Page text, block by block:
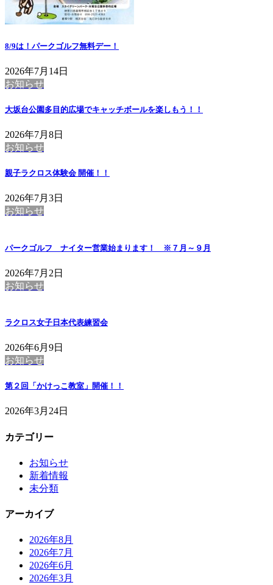
8/9は！パークゴルフ無料デー！
2026年7月14日
お知らせ
大坂台公園多目的広場でキャッチボールを楽しもう！！
2026年7月8日
お知らせ
親子ラクロス体験会 開催！！
2026年7月3日
お知らせ
パークゴルフ ナイター営業始まります！ ※７月～９月
2026年7月2日
お知らせ
ラクロス女子日本代表練習会
2026年6月9日
お知らせ
第２回「かけっこ教室」開催！！
2026年3月24日
カテゴリー
お知らせ
新着情報
未分類
アーカイブ
2026年8月
2026年7月
2026年6月
2026年3月